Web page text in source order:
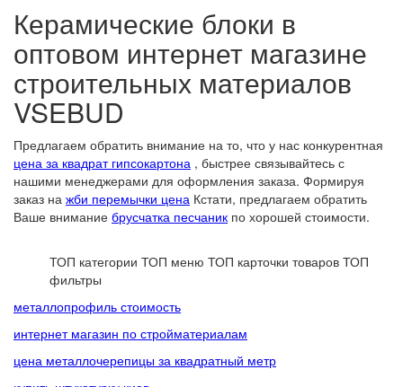
Керамические блоки в
оптовом интернет магазине
строительных материалов
VSEBUD
Предлагаем обратить внимание на то, что у нас конкурентная
цена за квадрат гипсокартона , быстрее связывайтесь с
нашими менеджерами для оформления заказа. Формируя
заказ на жби перемычки цена Кстати, предлагаем обратить
Ваше внимание брусчатка песчаник по хорошей стоимости.
ТОП категории ТОП меню ТОП карточки товаров ТОП
фильтры
металлопрофиль стоимость
интернет магазин по стройматериалам
цена металлочерепицы за квадратный метр